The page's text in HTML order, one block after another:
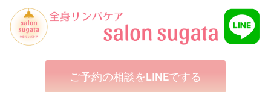
ご予約の相談をLINEでする